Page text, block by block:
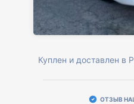
Куплен и доставлен в
ОТЗЫВ